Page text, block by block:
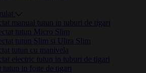
manual tutun in tuburi de tigari
tutun Micro Slim
tutun Slim si Ultra Slim
tutun cu manivela
electric tutun in tuburi de tigari
tutun in foite de tigari